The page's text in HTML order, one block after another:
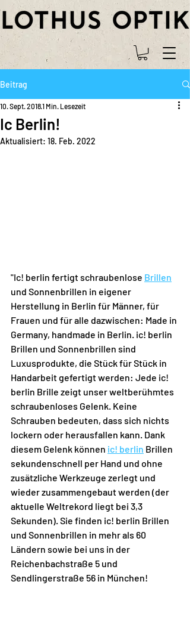
Beitrag
Ic Berlin!
10. Sept. 20181 Min. Lesezeit
Aktualisiert: 18. Feb. 2022
"Ic! berlin fertigt schraubenlose Brillen
und Sonnenbrillen in eigener
Herstellung in Berlin für Männer, für
Frauen und für alle dazwischen: Made in
Germany, handmade in Berlin. ic! berlin
Brillen und Sonnenbrillen sind
Luxusprodukte, die Stück für Stück in
Handarbeit gefertigt werden: Jede ic!
berlin Brille zeigt unser weltberühmtes
schraubenloses Gelenk. Keine
Schrauben bedeuten, dass sich nichts
lockern oder herausfallen kann. Dank
diesem Gelenk können ic! berlin Brillen
sekundenschnell per Hand und ohne
zusätzliche Werkzeuge zerlegt und
wieder zusammengebaut werden (der
aktuelle Weltrekord liegt bei 3,3
Sekunden). Sie finden ic! berlin Brillen
und Sonnenbrillen in mehr als 60
Ländern sowie bei uns in der
Reichenbachstraße 5 und
Sendlingerstraße 56 in München!